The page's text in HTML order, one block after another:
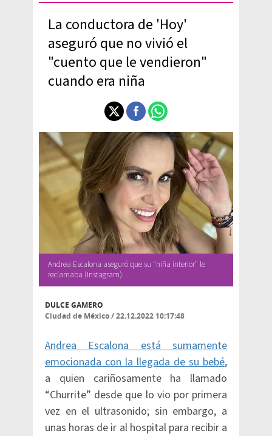
La conductora de 'Hoy'
aseguró que no vivió el
"cuento que le vendieron"
cuando era niña
Andrea Escalona aseguró que su "niña interior" le
reclamaba (Instagram).
DULCE GAMERO
Ciudad de México/22.12.2022 10:17:48
Andrea Escalona está sumamente
emocionada con la llegada de su bebé,
a quien cariñosamente ha llamado
“Churrite” desde que lo vio por primera
vez en el ultrasonido; sin embargo, a
unas horas de ir al hospital para recibir a